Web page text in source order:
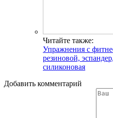
Читайте также:
Упражнения с
резиновой,
силиконовая
Добавить комментарий